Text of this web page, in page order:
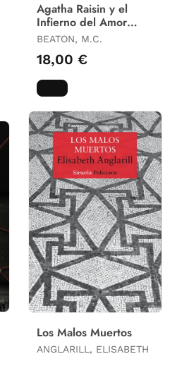
Agatha Raisin y el
Infierno del Amor
(Agatha Raisin 11)
BEATON, M.C.
18,00 €
Los Malos Muertos
ANGLARILL, ELISABETH